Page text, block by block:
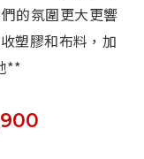
的氛圍更大更響
塑膠和布料，加
**